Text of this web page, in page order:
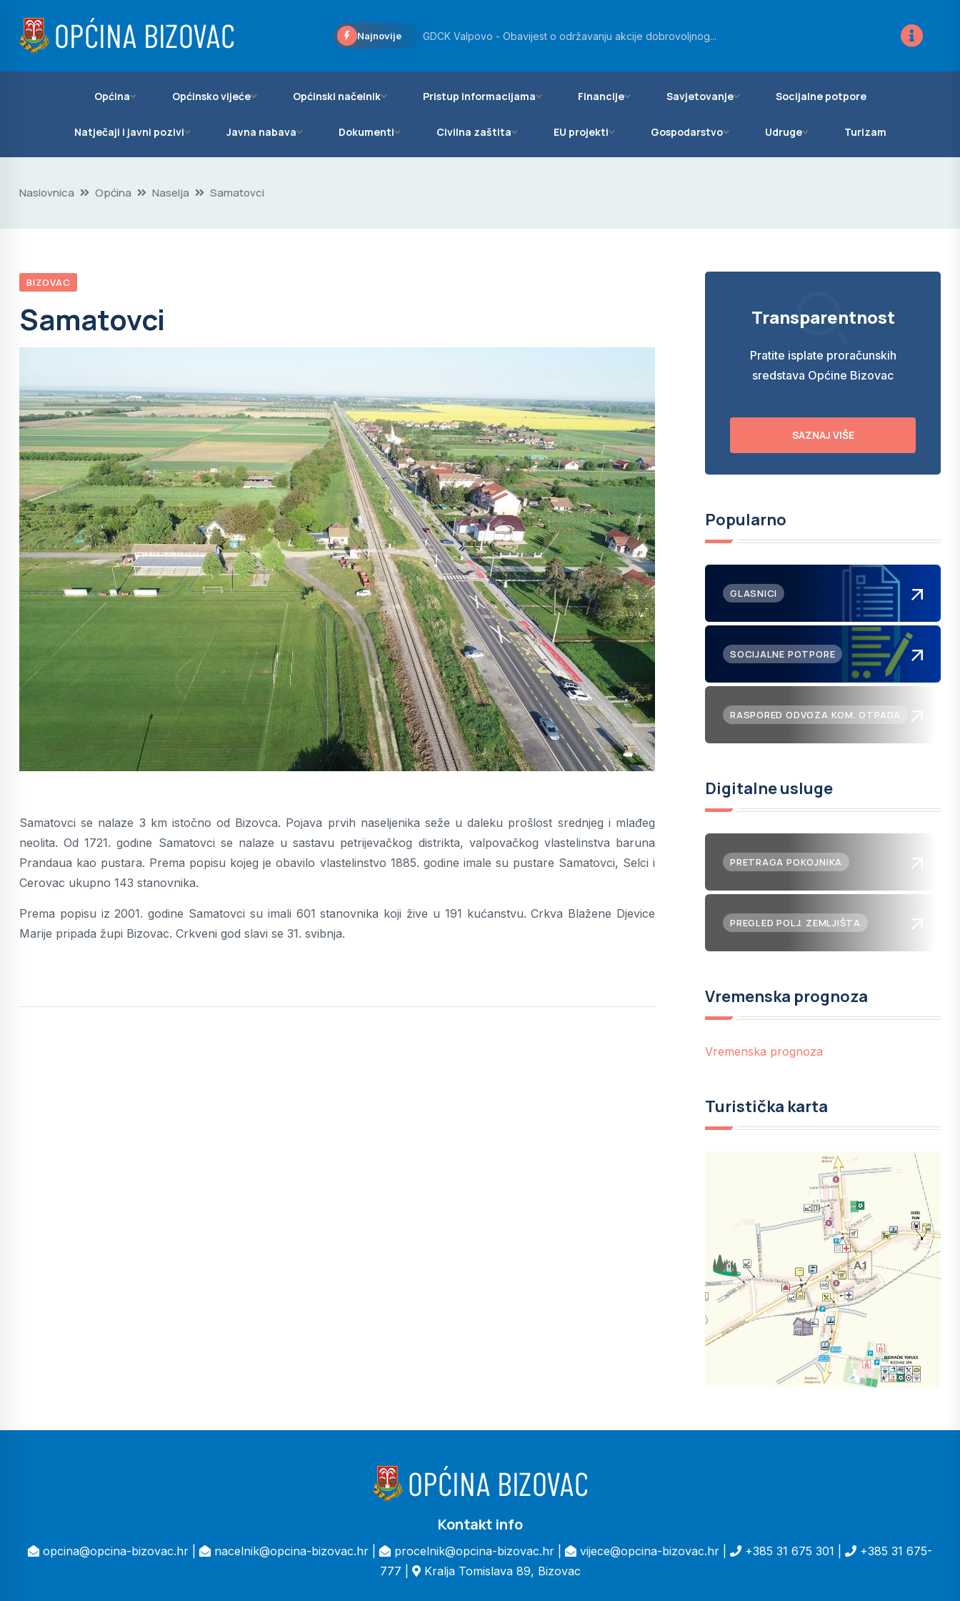
Najnovije GDCK Valpovo - Obavijest o održavanju akcije dobrovoljnog...
Općina Općinsko vijeće Općinski načelnik Pristup informacijama Financije Savjetovanje Socijalne potpore
Natječaji i javni pozivi Javna nabava Dokumenti Civilna zaštita EU projekti Gospodarstvo Udruge Turizam
Naslovnica Općina Naselja Samatovci
BIZOVAC
Samatovci
Samatovci se nalaze 3 km istočno od Bizovca. Pojava prvih naseljenika seže u daleku prošlost srednjeg i mlađeg
neolita. Od 1721. godine Samatovci se nalaze u sastavu petrijevačkog distrikta, valpovačkog vlastelinstva baruna
Prandaua kao pustara. Prema popisu kojeg je obavilo vlastelinstvo 1885. godine imale su pustare Samatovci, Selci i
Cerovac ukupno 143 stanovnika.
Prema popisu iz 2001. godine Samatovci su imali 601 stanovnika koji žive u 191 kućanstvu. Crkva Blažene Djevice
Marije pripada župi Bizovac. Crkveni god slavi se 31. svibnja.
Transparentnost
Pratite isplate proračunskih
sredstava Općine Bizovac
SAZNAJ VIŠE
Popularno
GLASNICI
SOCIJALNE POTPORE
RASPORED ODVOZA KOM. OTPADA
Digitalne usluge
PRETRAGA POKOJNIKA
PREGLED POLJ. ZEMLJIŠTA
Vremenska prognoza
Vremenska prognoza
Turistička karta
Kontakt info
opcina@opcina-bizovac.hr | nacelnik@opcina-bizovac.hr | procelnik@opcina-bizovac.hr | vijece@opcina-bizovac.hr | +385 31 675 301 |
+385 31 675-
777 |
Kralja Tomislava 89, Bizovac